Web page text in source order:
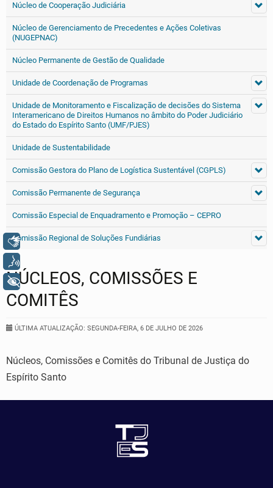
Núcleo de Cooperação Judiciária
Núcleo de Gerenciamento de Precedentes e Ações Coletivas
(NUGEPNAC)
Núcleo Permanente de Gestão de Qualidade
Unidade de Coordenação de Programas
Unidade de Monitoramento e Fiscalização de decisões do Sistema
Interamericano de Direitos Humanos no âmbito do Poder Judiciário
do Estado do Espírito Santo (UMF/PJES)
Unidade de Sustentabilidade
Comissão Gestora do Plano de Logística Sustentável (CGPLS)
Comissão Permanente de Segurança
Comissão Especial de Enquadramento e Promoção – CEPRO
Comissão Regional de Soluções Fundiárias
NÚCLEOS, COMISSÕES E
COMITÊS
ÚLTIMA ATUALIZAÇÃO: SEGUNDA-FEIRA, 6 DE JULHO DE 2026
Núcleos, Comissões e Comitês do Tribunal de Justiça do
Espírito Santo
Libras
+ Acessibilidade